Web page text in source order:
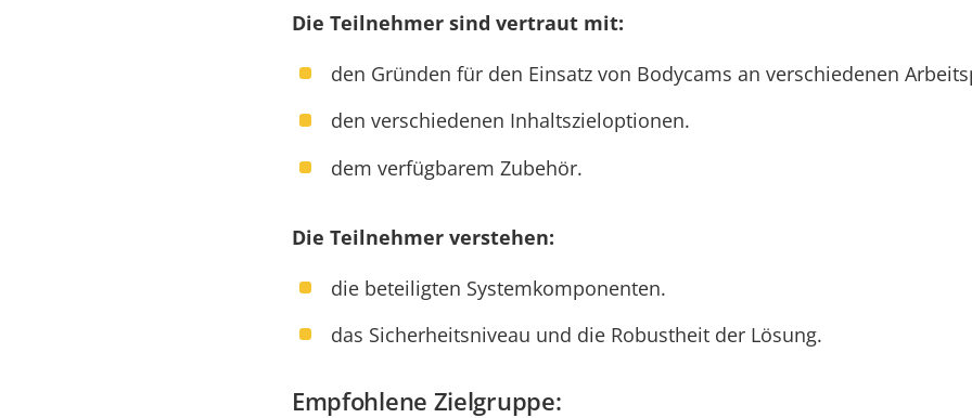
Die Teilnehmer sind vertraut mit:
den Gründen für den Einsatz von Bodycams an verschiedenen
den verschiedenen Inhaltszieloptionen.
dem verfügbarem Zubehör.
Die Teilnehmer verstehen:
die beteiligten Systemkomponenten.
das Sicherheitsniveau und die Robustheit der Lösung.
Empfohlene Zielgruppe: